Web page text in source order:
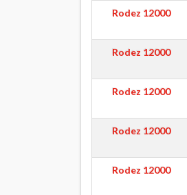
Rodez 12000
Rodez 12000
Rodez 12000
Rodez 12000
Rodez 12000